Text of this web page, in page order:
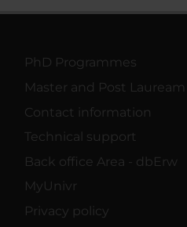
PhD Programmes
Master and Post Lauream
Contact information
Technical support
Back office Area - dbErw
MyUnivr
Privacy policy